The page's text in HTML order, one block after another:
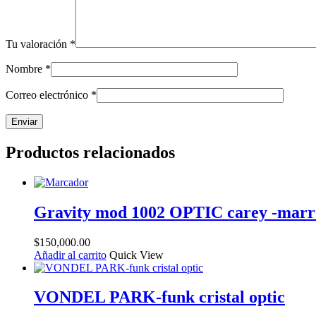
Tu valoración *
Nombre *
Correo electrónico *
Productos relacionados
Gravity mod 1002 OPTIC carey -
$150,000.00
Añadir al carrito Quick View
VONDEL PARK-funk cristal optic